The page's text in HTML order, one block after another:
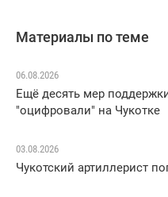
Материалы по теме
06.08.2026
Ещё десять мер
"оцифровали" на Чукотке
03.08.2026
Чукотский артиллерист